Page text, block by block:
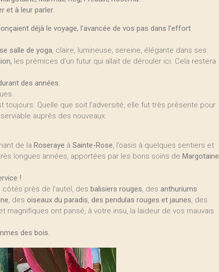
et à leur parler.
déjà le voyage, l’avancée de vos pas dans l’effort
salle de yoga, claire, lumineuse, sereine, élégante dans ses
les prémices d’un futur qui allait de dérouler ici. Cela restera
des années.
toujours. Quelle que soit l’adversité, elle fut très présente pour
auprès des nouveaux.
de la Roseraye à Sainte-Rose, l’oasis à quelques sentiers et
longues années, apportées par les bons soins de Margotaine
!
près de l’autel, des balisiers rouges, des anthuriums
, des oiseaux du paradis, des pendulas rouges et jaunes, des
magnifiques ont pansé, à votre insu, la laideur de vos mauvais
des bois.